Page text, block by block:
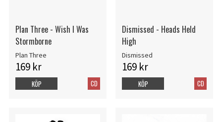
Plan Three - Wish I Was
Stormborne
Plan Three
169 kr
CD
KÖP
Dismissed - Heads Held
High
Dismissed
169 kr
CD
KÖP